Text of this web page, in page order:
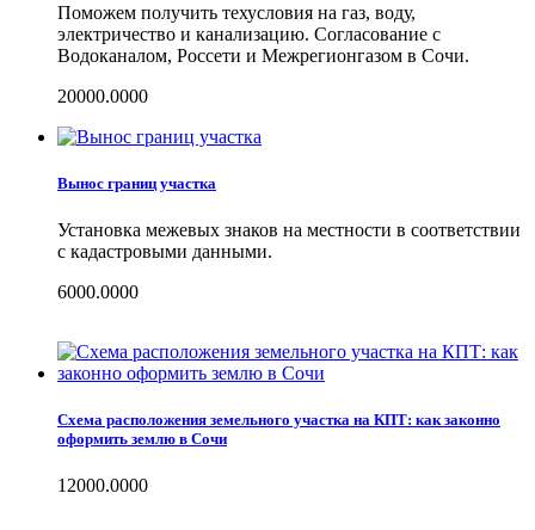
Поможем получить техусловия на газ, воду,
электричество и канализацию. Согласование с
Водоканалом, Россети и Межрегионгазом в Сочи.
20000.0000
Вынос границ участка
Установка межевых знаков на местности в соответствии
с кадастровыми данными.
6000.0000
Схема расположения земельного участка на КПТ: как законно
оформить землю в Сочи
12000.0000